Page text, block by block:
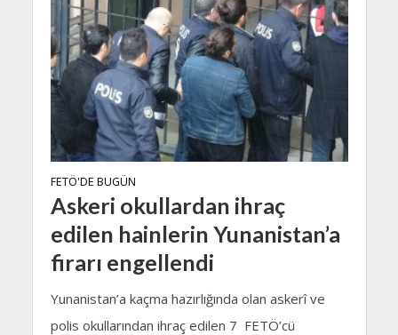
FETÖ'DE BUGÜN
Askeri okullardan ihraç
edilen hainlerin Yunanistan’a
firarı engellendi
Yunanistan’a kaçma hazırlığında olan askerî ve
polis okullarından ihraç edilen 7 FETÖ’cü